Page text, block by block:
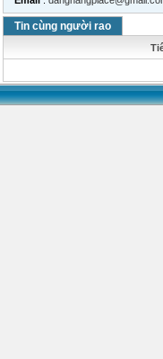
Tin cùng người rao